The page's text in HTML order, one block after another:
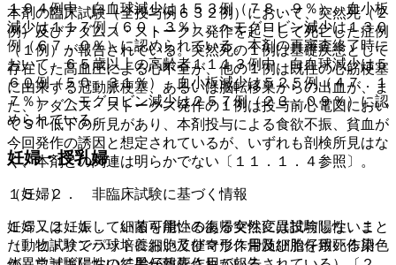
本剤の臨床試験（全投与例６３２例）において、突然死（２
例）及びアダムス・ストークス発作を起こして死亡した症例
（１例）が報告されている。突然死の１例は基礎疾患として
存在した高血圧による心不全が、他の１例は既往の心筋梗塞
に由来する冠動脈梗塞、あるいは脳転移巣からの出血が、ま
た、アダムス・ストークス発作の１例は投与前心電図におい
てＳＴ低下の所見があり、本剤投与による食欲不振、貧血が
今回発作の誘因と想定されているが、いずれも剖検所見はな
く、本剤との関連は明らかでない〔１１．１．４参照〕。
１５．２． 非臨床試験に基づく情報
１５．２．１． 細菌を用いる復帰突然変異試験陽性、ま
た、ヒトリンパ球培養細胞及びマウス骨髄細胞を用いる染色
１９４例中、白血球減少は１５３例（７８．９％）、血小板
減少は１１７例（６０．３％）、ヘモグロビン減少は１３０
例（６７．０％）に認められている。本剤の再審査終了時に
おいて、６５歳以上の高齢者１１１３例中、白血球減少は５
６０例（５０．３１％）、血小板減少は５２５例（４７．１
７％）、ヘモグロビン減少は２５７例（２３．０９％）に認
められている。
妊婦・授乳婦
（妊婦）
妊婦又は妊娠している可能性のある女性には投与しないこと
（動物試験でラットにおいて催奇形作用及び胎仔致死作用